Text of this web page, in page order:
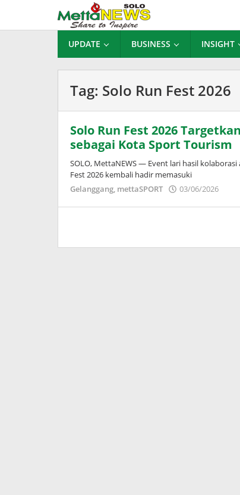
konten
UPDATE BUSINESS INSIGHT
Tag: Solo Run Fest 2026
Solo Run Fest 2026
sebagai Kota Sport Tourism
SOLO, MettaNEWS — Event lari hasil
Fest 2026 kembali hadir memasuki
Gelanggang, mettaSPORT 03/06/2026